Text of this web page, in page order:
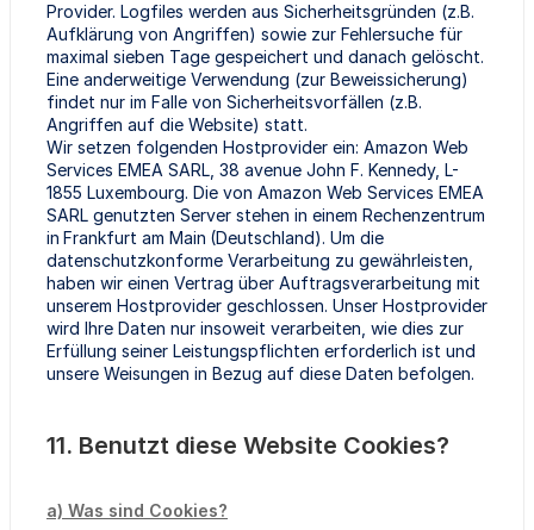
Provider. Logfiles werden aus Sicherheitsgründen (z.B.
Aufklärung von Angriffen) sowie zur Fehlersuche für
maximal sieben Tage gespeichert und danach gelöscht.
Eine anderweitige Verwendung (zur Beweissicherung)
findet nur im Falle von Sicherheitsvorfällen (z.B.
Angriffen auf die Website) statt.
Wir setzen folgenden Hostprovider ein: Amazon Web
Services EMEA SARL, 38 avenue John F. Kennedy, L-
1855 Luxembourg. Die von Amazon Web Services EMEA
SARL genutzten Server stehen in einem Rechenzentrum
in Frankfurt am Main (Deutschland). Um die
datenschutzkonforme Verarbeitung zu gewährleisten,
haben wir einen Vertrag über Auftragsverarbeitung mit
unserem Hostprovider geschlossen. Unser Hostprovider
wird Ihre Daten nur insoweit verarbeiten, wie dies zur
Erfüllung seiner Leistungspflichten erforderlich ist und
unsere Weisungen in Bezug auf diese Daten befolgen.
11. Benutzt diese Website Cookies?
a) Was sind Cookies?